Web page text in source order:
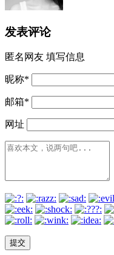
发表评论
匿名网友 填写信息
昵称*
邮箱*
网址